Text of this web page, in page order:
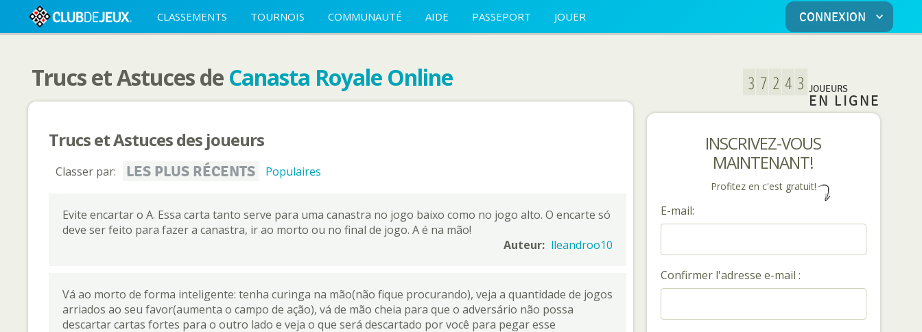
CLASSEMENTS TOURNOIS COMMUNAUTÉ AIDE PASSEPORT JOUER CONNEXION
Trucs et Astuces de Canasta Royale Online
Trucs et Astuces des joueurs
Classer par: LES PLUS RÉCENTS Populaires
Evite encartar o A. Essa carta tanto serve para uma canastra no jogo baixo como no jogo alto. O encarte só
deve ser feito para fazer a canastra, ir ao morto ou no final de jogo. A é na mão!
Auteur: lleandroo10
Vá ao morto de forma inteligente: tenha curinga na mão(não fique procurando), veja a quantidade de jogos
arriados ao seu favor(aumenta o campo de ação), vá de mão cheia para que o adversário não possa
descartar cartas fortes para o outro lado e veja o que será descartado por você para pegar esse
JOUEURS
EN LIGNE
INSCRIVEZ-VOUS
MAINTENANT!
Profitez en c'est gratuit!
E-mail:
Confirmer l'adresse e-mail :